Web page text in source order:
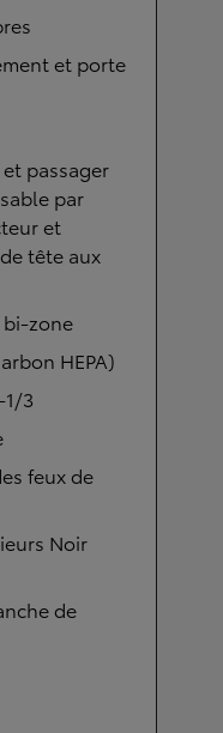
et porte
passager
par
et
tête aux
zone
HEPA)
3
feux de
Noir
de